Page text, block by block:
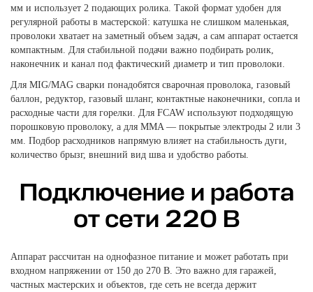
мм и использует 2 подающих ролика. Такой формат удобен для
регулярной работы в мастерской: катушка не слишком маленькая,
проволоки хватает на заметный объем задач, а сам аппарат остается
компактным. Для стабильной подачи важно подбирать ролик,
наконечник и канал под фактический диаметр и тип проволоки.
Для MIG/MAG сварки понадобятся сварочная проволока, газовый
баллон, редуктор, газовый шланг, контактные наконечники, сопла и
расходные части для горелки. Для FCAW используют подходящую
порошковую проволоку, а для MMA — покрытые электроды 2 или 3
мм. Подбор расходников напрямую влияет на стабильность дуги,
количество брызг, внешний вид шва и удобство работы.
Подключение и работа
от сети 220 В
Аппарат рассчитан на однофазное питание и может работать при
входном напряжении от 150 до 270 В. Это важно для гаражей,
частных мастерских и объектов, где сеть не всегда держит